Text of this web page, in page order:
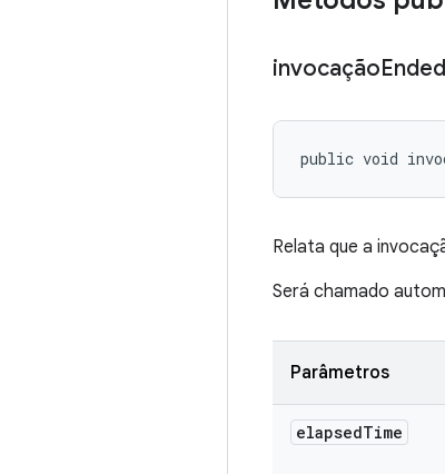
invocaçãoEnded
public void
Relata que a
Será chamado
Parâmetros
elapsedTime